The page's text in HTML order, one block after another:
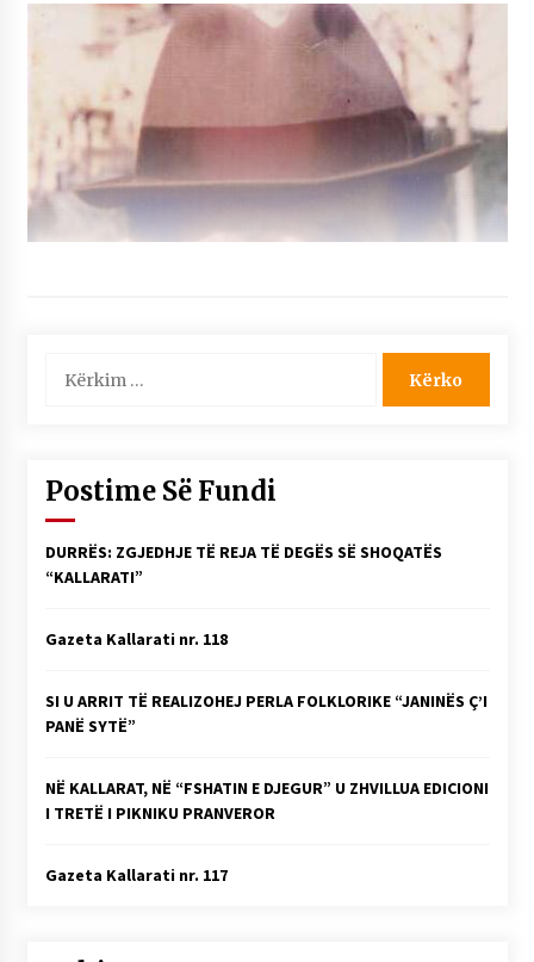
për:
Postime Së Fundi
DURRËS: ZGJEDHJE TË REJA TË DEGËS SË SHOQATËS
“KALLARATI”
Gazeta Kallarati nr. 118
SI U ARRIT TË REALIZOHEJ PERLA FOLKLORIKE “JANINËS Ç’I
PANË SYTË”
NË KALLARAT, NË “FSHATIN E DJEGUR” U ZHVILLUA EDICIONI
I TRETË I PIKNIKU PRANVEROR
Gazeta Kallarati nr. 117